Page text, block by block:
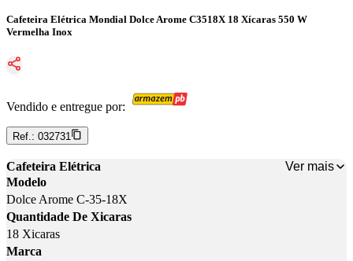
Cafeteira Elétrica Mondial Dolce Arome C3518X 18 Xícaras 550 W
Vermelha Inox
Vendido e entregue por:
Ref.: 032731
Cafeteira Elétrica
Ver mais
Modelo
Dolce Arome C-35-18X
Quantidade De Xicaras
18 Xicaras
Marca